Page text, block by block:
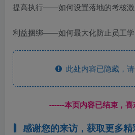
提高执行——如何设置落地的考核
利益捆绑——如何最大化防止员工
此处内容已隐藏，
------本页内容已结束，
感谢您的来访，获取更多精